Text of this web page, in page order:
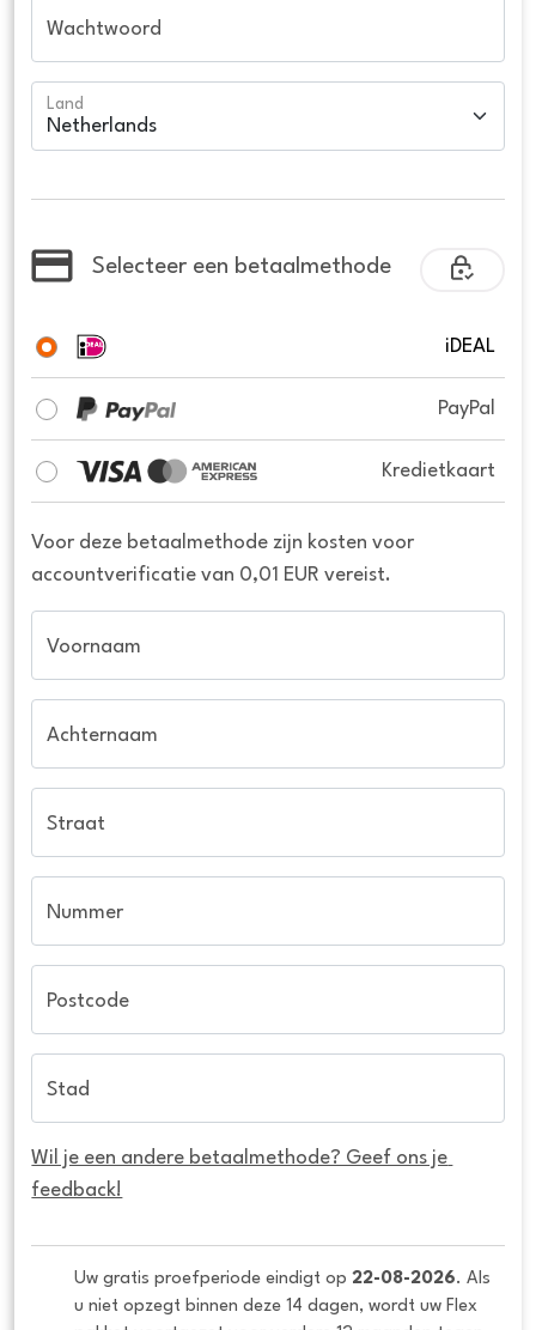
Wachtwoord
Land
Selecteer een betaalmethode
iDEAL
PayPal
Kredietkaart
Voor deze betaalmethode zijn kosten voor
accountverificatie van 0,01 EUR vereist.
Voornaam
Achternaam
Straat
Nummer
Postcode
Stad
Wil je een andere betaalmethode? Geef ons je
feedback!
Uw gratis proefperiode eindigt op 22-08-2026. Als
u niet opzegt binnen deze 14 dagen, wordt uw Flex